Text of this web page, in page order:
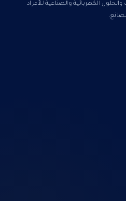
الكهربائية والصناعية للأفراد